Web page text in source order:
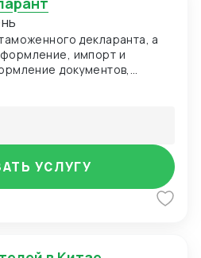
объемах
части НДС, что делает
ещё более выгодным.
вы получаете:
Прямой доступ
Fuji Precision);
всех этапах закупки;
Казахстан;
прозрачность расчётов.
мост между Китаем и
декларанта, а
импорт и
документов,
оформление таможенной
платежей
УСЛУГУ